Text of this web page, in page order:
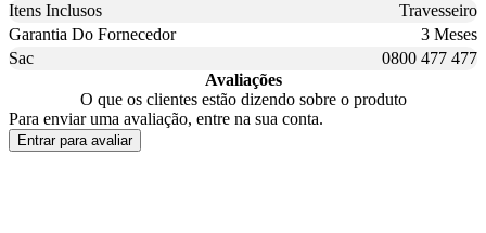
Itens Inclusos
Travesseiro
Garantia Do Fornecedor
3 Meses
Sac
0800 477 477
Avaliações
O que os clientes estão dizendo sobre o produto
Para enviar uma avaliação, entre na sua conta.
Entrar para avaliar